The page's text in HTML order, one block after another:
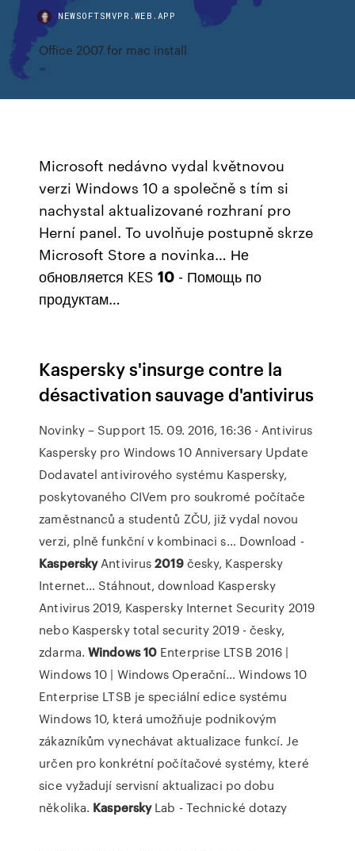
NEWSOFTSMVPR.WEB.APP
Office 2007 for mac install
Microsoft nedávno vydal květnovou
verzi Windows 10 a společně s tím si
nachystal aktualizované rozhraní pro
Herní panel. To uvolňuje postupně skrze
Microsoft Store a novinka… Не
обновляется KES10 - Помощь по
продуктам…
Kaspersky s'insurge contre la
désactivation sauvage d'antivirus
Novinky – Support 15. 09. 2016, 16:36 - Antivirus
Kaspersky pro Windows 10 Anniversary Update
Dodavatel antivirového systému Kaspersky,
poskytovaného CIVem pro soukromé počítače
zaměstnanců a studentů ZČU, již vydal novou
verzi, plně funkční v kombinaci s… Download -
KasperskyAntivirus2019česky, Kaspersky
Internet… Stáhnout, download Kaspersky
Antivirus 2019, Kaspersky Internet Security 2019
nebo Kaspersky total security 2019 - česky,
zdarma.Windows 10 Enterprise LTSB 2016 |
Windows 10 | Windows Operační… Windows 10
Enterprise LTSB je speciální edice systému
Windows 10, která umožňuje podnikovým
zákazníkům vynechávat aktualizace funkcí. Je
určen pro konkrétní počítačové systémy, které
sice vyžadují servisní aktualizaci po dobu
několika. KasperskyLab - Technické dotazy